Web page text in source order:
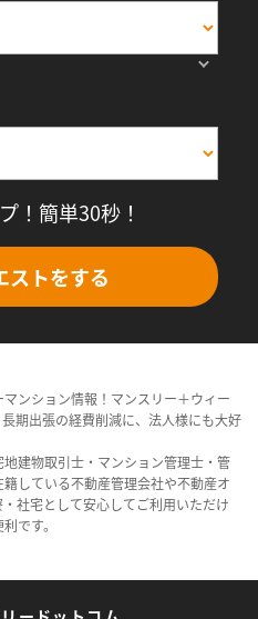
！簡単30秒！
ストをする
ンション情報！マンスリー＋ウィー
期出張の経費削減に、法人様にも大好
建物取引士・マンション管理士・管
している不動産管理会社や不動産オ
社宅として安心してご利用いただけ
です。